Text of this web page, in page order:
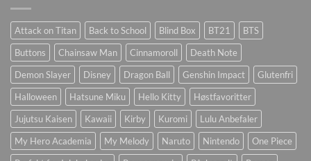
Attack on Titan Back to School Blind Box BT21
BTS
Buttons
Chainsaw Man Cinnamoroll
Death Note
Demon Slayer
Disney Dragon Ball Genshin Impact
Glutenfri
Halloween
Hatsune Miku Hello Kitty
Høstfavoritter
Jujutsu Kaisen
Kawaii Kirby Kuromi
Lulu Anbefaler
My Hero Academia
My Melody Naruto Nintendo
One Piece